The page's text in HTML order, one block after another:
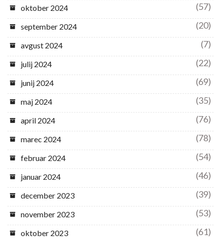
oktober 2024 (57)
september 2024 (20)
avgust 2024 (7)
julij 2024 (22)
junij 2024 (69)
maj 2024 (35)
april 2024 (76)
marec 2024 (78)
februar 2024 (54)
januar 2024 (46)
december 2023 (39)
november 2023 (53)
oktober 2023 (61)